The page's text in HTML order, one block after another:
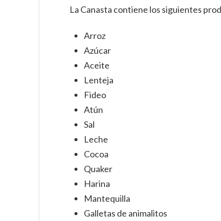
La Canasta contiene los siguientes
Arroz
Azúcar
Aceite
Lenteja
Fideo
Atún
Sal
Leche
Cocoa
Quaker
Harina
Mantequilla
Galletas de animalitos